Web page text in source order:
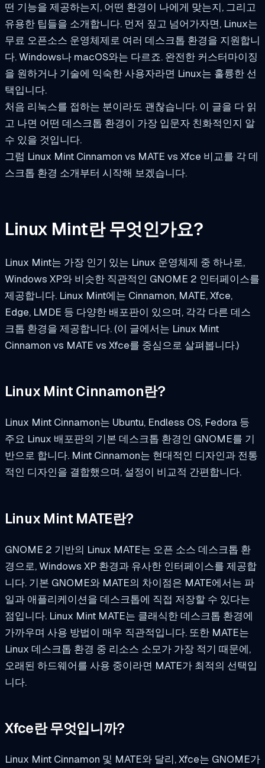
떤 기능을 제공하는지, 어떤 환경이 나에게 맞는지, 그리고
유용한 팁들을 소개합니다. 먼저 짚고 넘어가자면, Linux는
무료 오픈소스 운영체제로 여러 데스크톱 환경을 지원합니
다. Windows나 macOS와는 다르죠. 완전한 커스터마이징
을 원하거나 기술에 익숙한 사용자라면 Linux는 훌륭한 선
택입니다.
처음 리눅스를 접하는 분이라도 괜찮습니다. 이 글을 다 읽
고 나면 어떤 데스크톱 환경이 가장 입문자 친화적인지 알
수 있을 것입니다.
그럼 Linux Mint Cinnamon vs MATE vs Xfce 비교를 각 데
스크톱 환경 소개부터 시작해 보겠습니다.
Linux Mint란 무엇인가요?
Linux Mint는 가장 인기 있는 Linux 운영체제 중 하나로,
Windows XP와 비슷한 직관적인 GNOME 2 인터페이스를
제공합니다. Linux Mint에는 Cinnamon, MATE, Xfce,
Edge, LMDE 등 다양한 배포판이 있으며, 각각 다른 데스
크톱 환경을 제공합니다. (이 글에서는 Linux Mint
Cinnamon vs MATE vs Xfce를 중심으로 살펴봅니다.)
Linux Mint Cinnamon란?
Linux Mint Cinnamon는 Ubuntu, Endless OS, Fedora 등
주요 Linux 배포판의 기본 데스크톱 환경인 GNOME를 기
반으로 합니다. Mint Cinnamon는 현대적인 디자인과 전통
적인 디자인을 결합했으며, 설정이 비교적 간편합니다.
Linux Mint MATE란?
GNOME 2 기반의 Linux MATE는 오픈 소스 데스크톱 환
경으로, Windows XP 환경과 유사한 인터페이스를 제공합
니다. 기본 GNOME와 MATE의 차이점은 MATE에서는 파
일과 애플리케이션을 데스크톱에 직접 저장할 수 있다는
점입니다. Linux Mint MATE는 클래식한 데스크톱 환경에
가까우며 사용 방법이 매우 직관적입니다. 또한 MATE는
Linux 데스크톱 환경 중 리소스 소모가 가장 적기 때문에,
오래된 하드웨어를 사용 중이라면 MATE가 최적의 선택입
니다.
Xfce란 무엇입니까?
Linux Mint Cinnamon 및 MATE와 달리, Xfce는 GNOME가